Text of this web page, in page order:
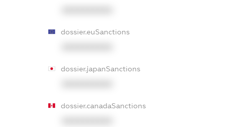
dossier.euSanctions
dossier.japanSanctions
dossier.canadaSanctions